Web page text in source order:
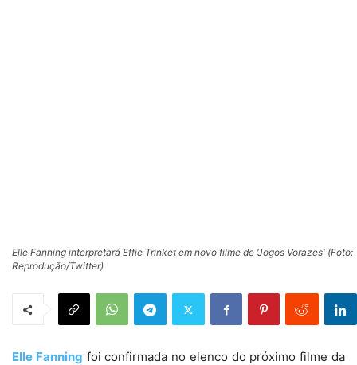
Elle Fanning interpretará Effie Trinket em novo filme de 'Jogos Vorazes' (Foto:
Reprodução/Twitter)
Elle Fanning foi confirmada no elenco do próximo filme da